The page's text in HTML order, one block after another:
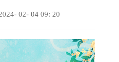
02- 04 09: 20